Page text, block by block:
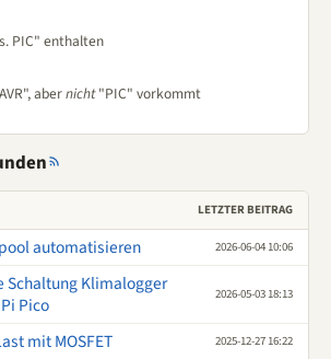
PIC" enthalten
abernicht"PIC" vorkommt
LETZTER BEITRAG
automatisieren 2026-06-04 10:06
Schaltung Klimalogger
Pico
2026-05-03 18:13
mit MOSFET 2025-12-27 16:22